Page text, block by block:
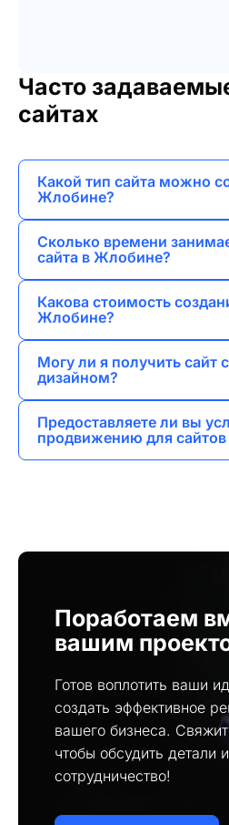
Часто
сайтах
Какой тип сайта можно
Жлобине?
сайтов: лендинги, сайты-
порталы.
Сколько времени
сайта в Жлобине?
обычно разработка
Какова стоимость
Жлобине?
функционала и дизайна,
требований.
Могу ли я получить сайт
дизайном?
которые соответствуют
Предоставляете ли вы
продвижению для
Поработаем
вашим
Готов воплотить ваши
создать эффективное
вашего бизнеса.
чтобы обсудить детали
сотрудничество!